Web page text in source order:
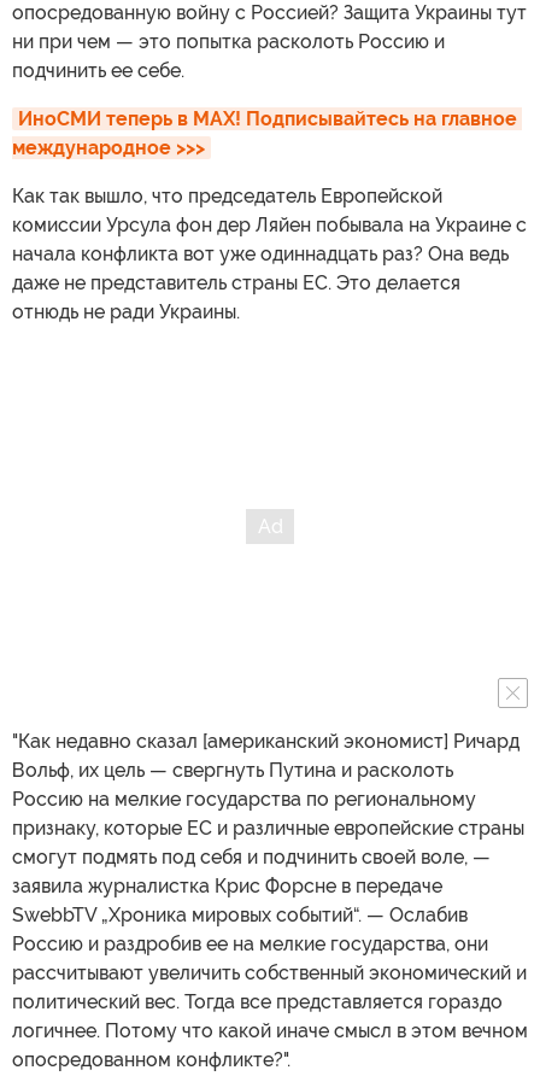
опосредованную войну с Россией? Защита Украины тут
ни при чем — это попытка расколоть Россию и
подчинить ее себе.
ИноСМИ теперь в MAX! Подписывайтесь на главное
международное >>>
Как так вышло, что председатель Европейской
комиссии Урсула фон дер Ляйен побывала на Украине с
начала конфликта вот уже одиннадцать раз? Она ведь
даже не представитель страны ЕС. Это делается
отнюдь не ради Украины.
"Как недавно сказал [американский экономист] Ричард
Вольф, их цель — свергнуть Путина и расколоть
Россию на мелкие государства по региональному
признаку, которые ЕС и различные европейские страны
смогут подмять под себя и подчинить своей воле, —
заявила журналистка Крис Форсне в передаче
SwebbTV „Хроника мировых событий“. — Ослабив
Россию и раздробив ее на мелкие государства, они
рассчитывают увеличить собственный экономический и
политический вес. Тогда все представляется гораздо
логичнее. Потому что какой иначе смысл в этом вечном
опосредованном конфликте?".